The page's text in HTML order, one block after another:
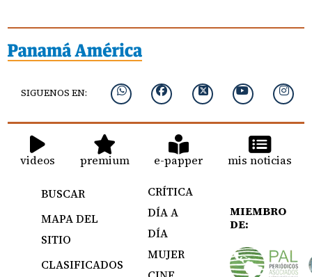
SIGUENOS EN:
videos premium e-papper mis noticias
BUSCAR
MAPA DEL
SITIO
CLASIFICADOS
CRÍTICA
DÍA A
DÍA
MUJER
MIEMBRO
DE: